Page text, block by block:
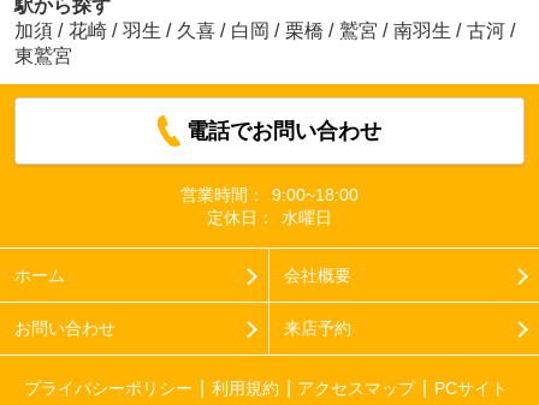
駅から探す
加須 / 花崎 / 羽生 / 久喜 / 白岡 / 栗橋 / 鷲宮 / 南羽生 / 古河 /
東鷲宮
電話でお問い合わせ
営業時間：
9:00~18:00
定休日：
水曜日
ホーム 会社概要
お問い合わせ 来店予約
プライバシーポリシー 利用規約 アクセスマップ
PCサイト